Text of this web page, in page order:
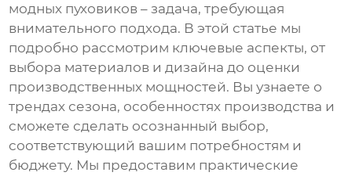
модных пуховиков – задача, требующая
внимательного подхода. В этой статье мы
подробно рассмотрим ключевые аспекты, от
выбора материалов и дизайна до оценки
производственных мощностей. Вы узнаете о
трендах сезона, особенностях производства и
сможете сделать осознанный выбор,
соответствующий вашим потребностям и
бюджету. Мы предоставим практические